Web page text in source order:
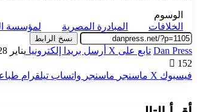
الوسوم
الخلافات
المبادرة المصرية لمؤسسة
نسخ الرابط
Dan Press تابع على X أرسل بريدا إلكترونيا يناير 28, 2023
152
فيسبوك ‫X ماسنجر ماسنجر واتساب تيلقرام